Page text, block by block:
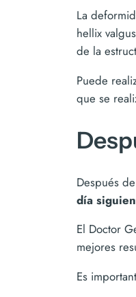
La
hellix
de la
Puede
que se
Después
día
El Doctor
mejores
Es